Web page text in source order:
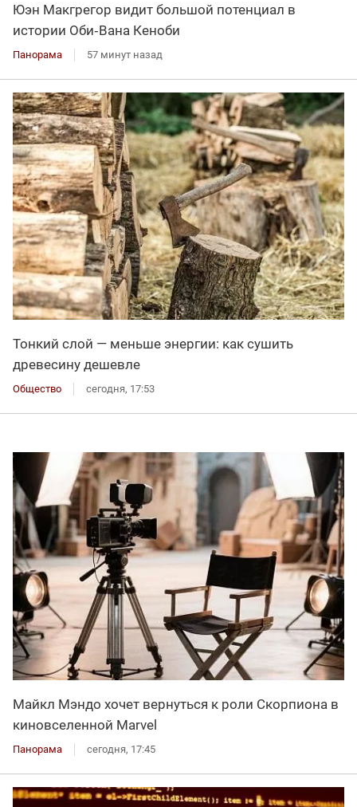
Юэн Макгрегор видит большой потенциал в
истории Оби‑Вана Кеноби
Панорама 57 минут назад
Тонкий слой — меньше энергии: как сушить
древесину дешевле
Общество сегодня, 17:53
Майкл Мэндо хочет вернуться к роли Скорпиона в
киновселенной Marvel
Панорама сегодня, 17:45